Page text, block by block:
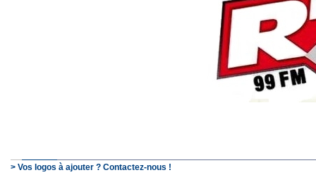
> Vos logos à ajouter ? Contactez-nous !